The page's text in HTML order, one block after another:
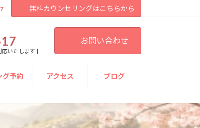
無料カウンセリングはこちらから
応いたします ]
お問い合わせ
グ予約 アクセス ブログ